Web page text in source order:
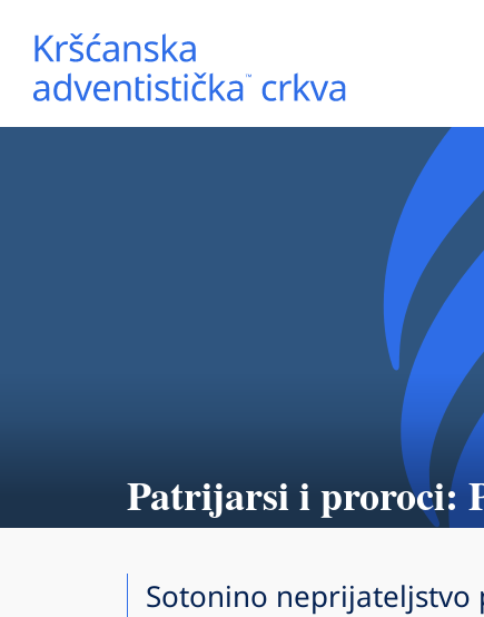
Patrijarsi i proroci:
Sotonino